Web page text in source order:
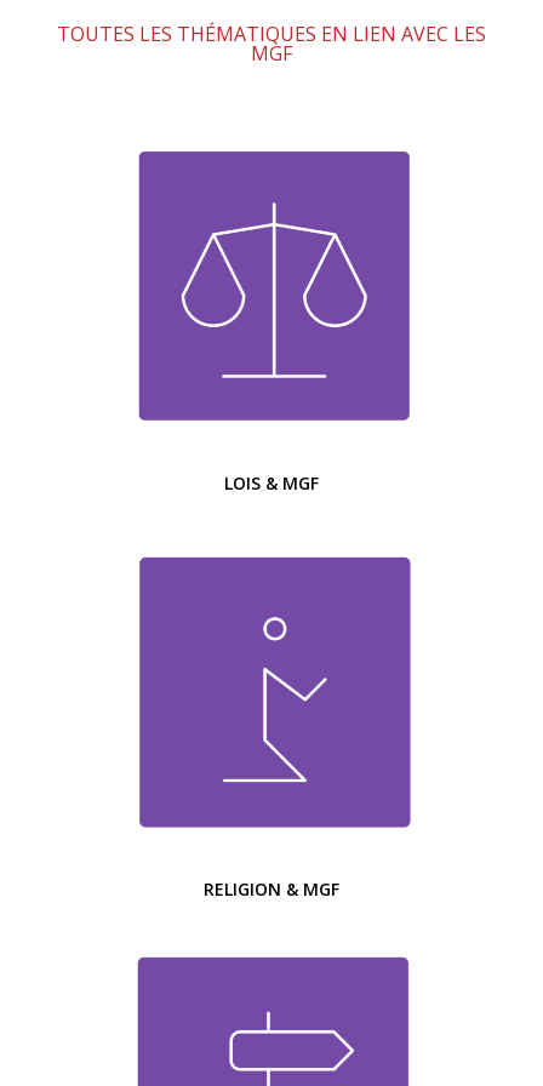
TOUTES LES THÉMATIQUES EN LIEN AVEC LES
MGF
LOIS & MGF
RELIGION & MGF